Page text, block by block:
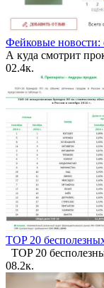
Фейковые новости:
А куда смотрит
02.4к.
TOP 20
TOP 20
08.2к.